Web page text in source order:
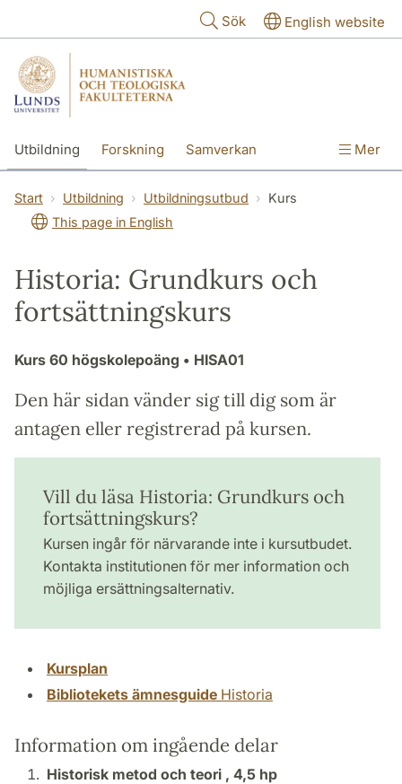
Sök English website
Utbildning Forskning Samverkan Mer
Start Utbildning Utbildningsutbud
Kurs
This page in English
Historia: Grundkurs och
fortsättningskurs
Kurs 60 högskolepoäng • HISA01
Den här sidan vänder sig till dig som är
antagen eller registrerad på kursen.
Vill du läsa Historia: Grundkurs och
fortsättningskurs?
Kursen ingår för närvarande inte i kursutbudet.
Kontakta institutionen för mer information och
möjliga ersättningsalternativ.
Kursplan
Bibliotekets ämnesguide Historia
Information om ingående delar
Historisk metod och teori , 4,5 hp